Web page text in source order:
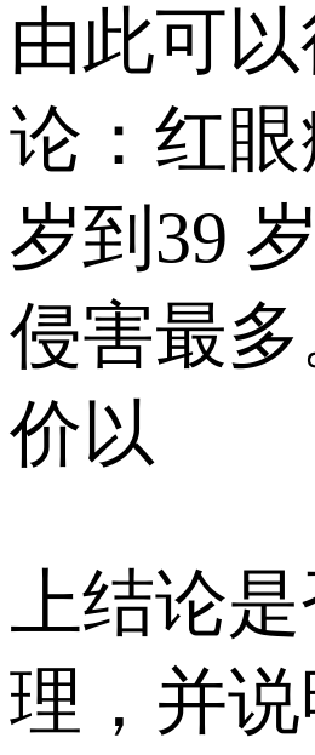
由此可
论：红眼
岁到39
侵害最
价以
上结论
理，并说